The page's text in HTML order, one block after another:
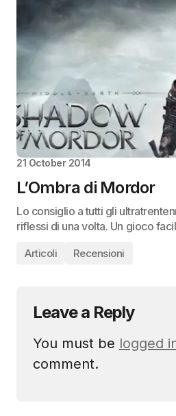
21 October 2014
L’Ombra di Mordor
Lo consiglio a tutti gli
riflessi di una volta. Un gioco
Articoli Recensioni
Leave a Reply
You must be logged
comment.